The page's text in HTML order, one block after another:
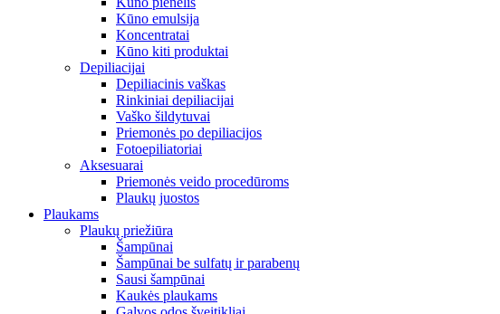
Kūno emulsija
Koncentratai
Kūno kiti produktai
Depiliacijai
Depiliacinis vaškas
Rinkiniai depiliacijai
Vaško šildytuvai
Priemonės po depiliacijos
Fotoepiliatoriai
Aksesuarai
Priemonės veido procedūroms
Plaukų juostos
Plaukams
Plaukų priežiūra
Šampūnai
Šampūnai be sulfatų ir parabenų
Sausi šampūnai
Kaukės plaukams